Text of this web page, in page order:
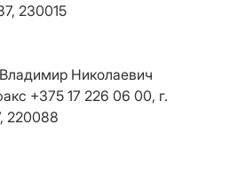
230015
Николаевич
+375 17 226 06 00, г.
220088